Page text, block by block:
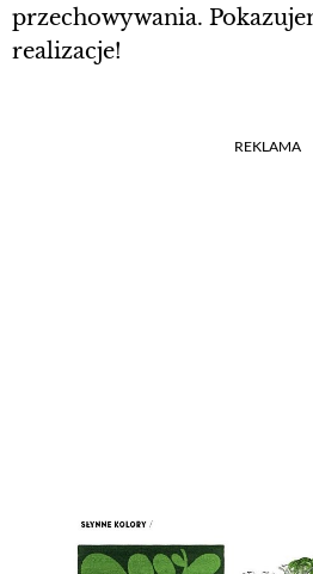
przechowywania.
realizacje!
REKLAMA